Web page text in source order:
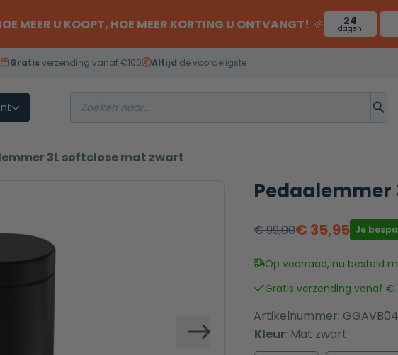
MEER U KOOPT, HOE MEER KORTING U ONTVANGT! 🎉 24
dagen
Gratisverzending vanaf €100 Altijd de voordeligste
3L softclose mat zwart
Volgende
Pedaalemmer
€99,00
Oorspronkelijke
prijs
was:
€ 99,00.
€ 35,95
Huidige
prijs
is:
€ 35,95.
Je
Op voorraad, nu besteld
Gratis verzending vanaf €
Artikelnummer: GGAVB04
Kleur: Mat zwart